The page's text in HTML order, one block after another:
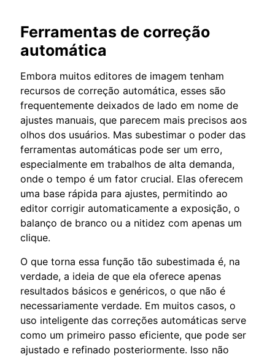
Ferramentas de correção
automática
Embora muitos editores de imagem tenham
recursos de correção automática, esses são
frequentemente deixados de lado em nome de
ajustes manuais, que parecem mais precisos aos
olhos dos usuários. Mas subestimar o poder das
ferramentas automáticas pode ser um erro,
especialmente em trabalhos de alta demanda,
onde o tempo é um fator crucial. Elas oferecem
uma base rápida para ajustes, permitindo ao
editor corrigir automaticamente a exposição, o
balanço de branco ou a nitidez com apenas um
clique.
O que torna essa função tão subestimada é, na
verdade, a ideia de que ela oferece apenas
resultados básicos e genéricos, o que não é
necessariamente verdade. Em muitos casos, o
uso inteligente das correções automáticas serve
como um primeiro passo eficiente, que pode ser
ajustado e refinado posteriormente. Isso não